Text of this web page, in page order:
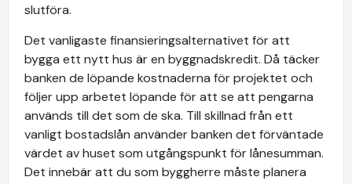
slutföra.
Det vanligaste finansieringsalternativet för att
bygga ett nytt hus är en byggnadskredit. Då täcker
banken de löpande kostnaderna för projektet och
följer upp arbetet löpande för att se att pengarna
används till det som de ska. Till skillnad från ett
vanligt bostadslån använder banken det förväntade
värdet av huset som utgångspunkt för lånesumman.
Det innebär att du som byggherre måste planera